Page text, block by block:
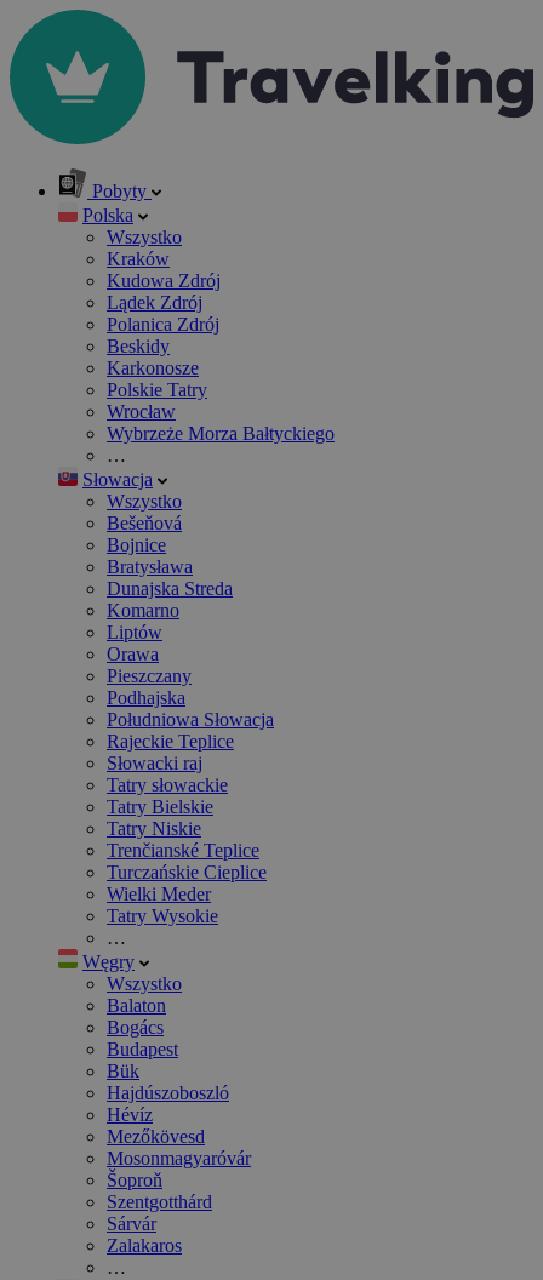
Pobyty
Polska
Wszystko
Kraków
Kudowa Zdrój
Lądek Zdrój
Polanica Zdrój
Beskidy
Karkonosze
Polskie Tatry
Wrocław
Wybrzeże Morza Bałtyckiego
…
Słowacja
Wszystko
Bešeňová
Bojnice
Bratysława
Dunajska Streda
Komarno
Liptów
Orawa
Pieszczany
Podhajska
Południowa Słowacja
Rajeckie Teplice
Słowacki raj
Tatry słowackie
Tatry Bielskie
Tatry Niskie
Trenčianské Teplice
Turczańskie Cieplice
Wielki Meder
Tatry Wysokie
…
Węgry
Wszystko
Balaton
Bogács
Budapest
Bük
Hajdúszoboszló
Hévíz
Mezőkövesd
Mosonmagyaróvár
Šoproň
Szentgotthárd
Sárvár
Zalakaros
…